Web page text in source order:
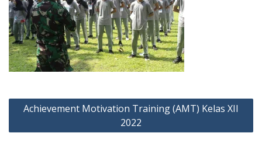
Navigasi
Achievement Motivation Training (AMT) Kelas XII
2022